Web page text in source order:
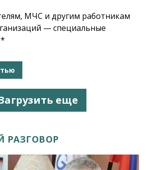
МЧС и другим работникам
— специальные
еще
РАЗГОВОР